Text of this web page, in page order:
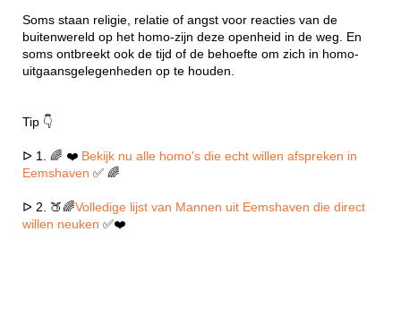
Soms staan religie, relatie of angst voor reacties van de
buitenwereld op het homo-zijn deze openheid in de weg. En
soms ontbreekt ook de tijd of de behoefte om zich in homo-
uitgaansgelegenheden op te houden.
Tip 👇
ᐅ 1. 🌈 ❤️ Bekijk nu alle homo's die echt willen afspreken in
Eemshaven ✅ 🌈
ᐅ 2. 🍑🌈Volledige lijst van Mannen uit Eemshaven die direct
willen neuken ✅❤️